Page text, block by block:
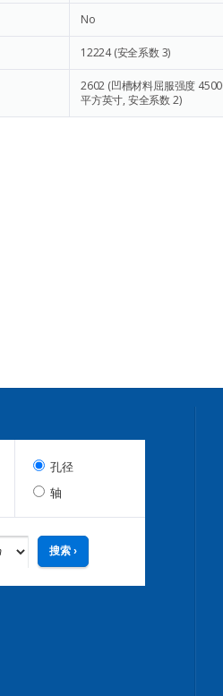
No
12224(安全系数 3)
2602 (凹槽材料屈服强度
平方英寸, 安全系数 2)
孔径
轴